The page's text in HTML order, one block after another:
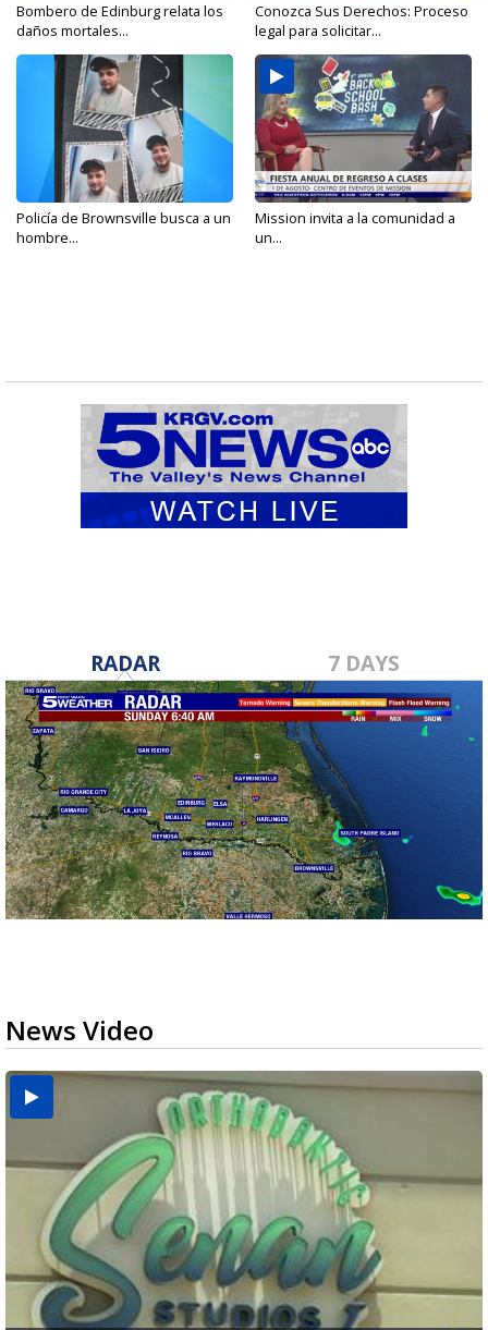
Bombero de Edinburg relata los
daños mortales...
Conozca Sus Derechos: Proceso
legal para solicitar...
Policía de Brownsville busca a un
hombre...
Mission invita a la comunidad a
un...
RADAR 7 DAYS
News Video